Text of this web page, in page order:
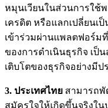
หมุนเวียนในส่วนการใช้
เครดิต หรือแลกเปลี่ยนเ
เข้าร่วมผ่านแพลตฟอร์
ของการดำเนินธุรกิจ เป็
เติบโตของธุรกิจอย่างมี
3. ประเทศไทย สามารถ
สมัครใจให้เกิดขึ้นจริงใน